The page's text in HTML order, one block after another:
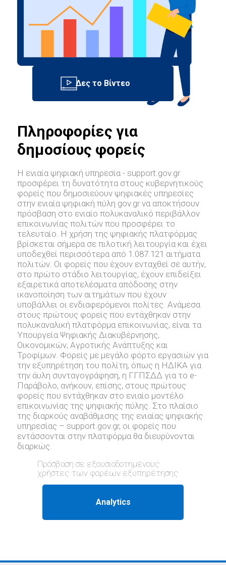
Πληροφορίες για
δημοσίους φορείς
Η ενιαία ψηφιακή υπηρεσία - support.gov.gr
προσφέρει τη δυνατότητα στους κυβερνητικούς
φορείς που δημοσιεύουν ψηφιακές υπηρεσίες
στην ενιαία ψηφιακή πύλη gov.gr να αποκτήσουν
πρόσβαση στο ενιαίο πολυκαναλικό περιβάλλον
επικοινωνίας πολιτών που προσφέρει το
τελευταίο. Η χρήση της ψηφιακής πλατφόρμας
βρίσκεται σήμερα σε πιλοτική λειτουργία και έχει
υποδεχθεί περισσότερα από 1.087.121 αιτήματα
πολιτών. Οι φορείς που έχουν ενταχθεί σε αυτήν,
στο πρώτο στάδιο λειτουργίας, έχουν επιδείξει
εξαιρετικά αποτελέσματα απόδοσης στην
ικανοποίηση των αιτημάτων που έχουν
υποβάλλει οι ενδιαφερόμενοι πολίτες. Ανάμεσα
στους πρώτους φορείς που εντάχθηκαν στην
πολυκαναλική πλατφόρμα επικοινωνίας, είναι τα
Υπουργεία Ψηφιακής Διακυβέρνησης,
Οικονομικών, Αγροτικής Ανάπτυξης και
Τροφίμων. Φορείς με μεγάλο φόρτο εργασιών για
την εξυπηρέτηση του πολίτη, όπως η ΗΔΙΚΑ για
την άυλη συνταγογράφηση, η ΓΓΠΣΔΔ για το e-
Παράβολο, ανήκουν, επίσης, στους πρώτους
φορείς που εντάχθηκαν στο ενιαίο μοντέλο
επικοινωνίας της ψηφιακής πύλης. Στο πλαίσιο
της διαρκούς αναβάθμισης της ενιαίας ψηφιακής
υπηρεσίας – support.gov.gr, oι φορείς που
εντάσσονται στην πλατφόρμα θα διευρύνονται
διαρκώς.
Πρόσβαση σε εξουσιοδοτημένους
χρήστες των φορέων εξυπηρέτησης